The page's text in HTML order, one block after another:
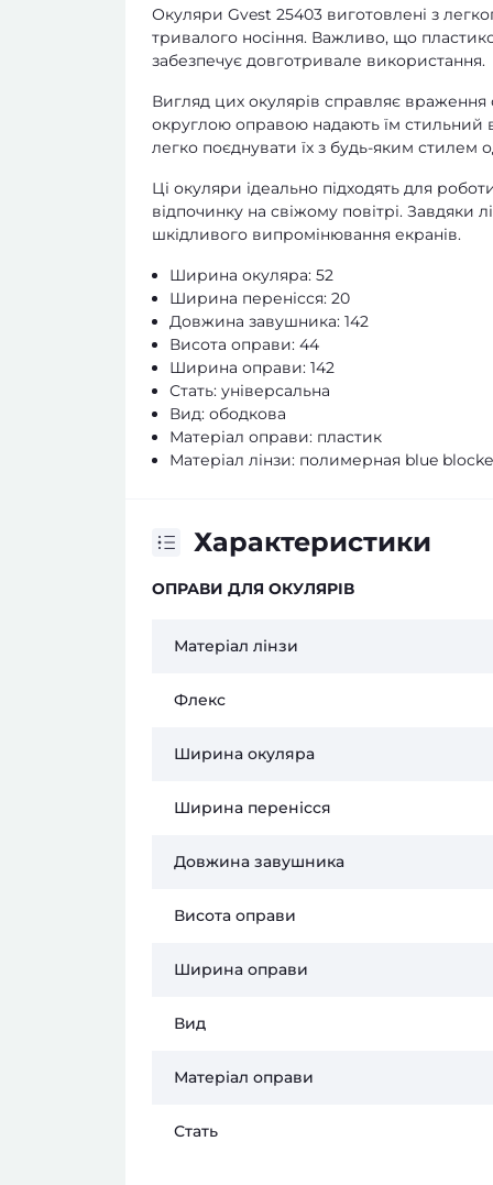
Окуляри Gvest 25403 виготовлені з
тривалого носіння. Важливо, що
забезпечує довготривале використання.
Вигляд цих окулярів справляє враження
округлою оправою надають їм стильний
легко поєднувати їх з будь-яким стилем
Ці окуляри ідеально підходять для
відпочинку на свіжому повітрі. Завдяки
шкідливого випромінювання екранів.
Ширина окуляра: 52
Ширина перенісся: 20
Довжина завушника: 142
Висота оправи: 44
Ширина оправи: 142
Стать: універсальна
Вид: ободкова
Матеріал оправи: пластик
Матеріал лінзи: полимерная blue
Характеристики
ОПРАВИ ДЛЯ ОКУЛЯРІВ
Матеріал лінзи
Флекс
Ширина окуляра
Ширина перенісся
Довжина завушника
Висота оправи
Ширина оправи
Вид
Матеріал оправи
Стать